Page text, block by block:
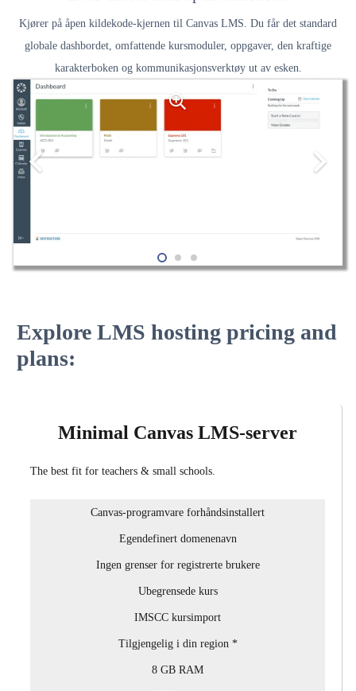
Kjører på åpen kildekode-kjernen til Canvas LMS. Du får det standard
globale dashbordet, omfattende kursmoduler, oppgaver, den kraftige
karakterboken og kommunikasjonsverktøy ut av esken.
Explore LMS hosting pricing and
plans:
Minimal Canvas LMS-server
The best fit for teachers & small schools.
Canvas-programvare forhåndsinstallert
Egendefinert domenenavn
Ingen grenser for registrerte brukere
Ubegrensede kurs
IMSCC kursimport
Tilgjengelig i din region *
8 GB RAM